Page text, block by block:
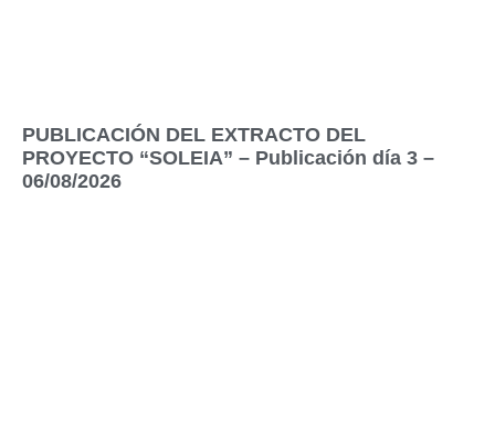
PUBLICACIÓN DEL EXTRACTO DEL
PROYECTO “SOLEIA” – Publicación día 3 –
06/08/2026